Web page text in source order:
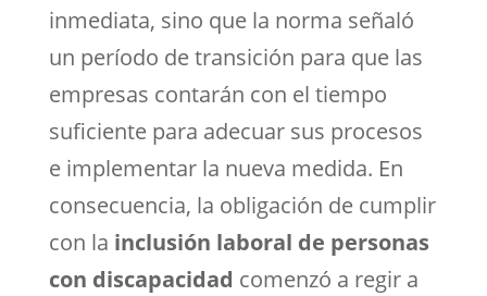
inmediata, sino que la norma señaló
un período de transición para que las
empresas contarán con el tiempo
suficiente para adecuar sus procesos
e implementar la nueva medida. En
consecuencia, la obligación de cumplir
con la inclusión laboral de personas
con discapacidad comenzó a regir a